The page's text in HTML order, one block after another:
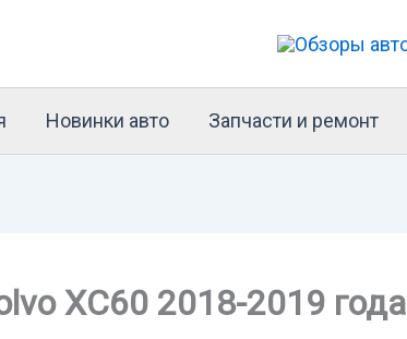
Новинки авто Запчасти и ремонт
XC60 2018-2019 года